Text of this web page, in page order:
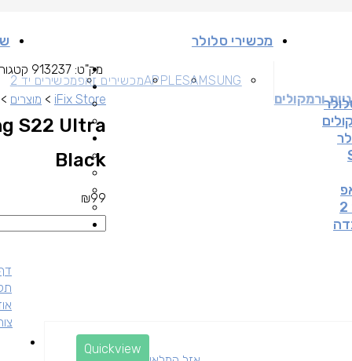
ורמקולים
מכשירי סלולר
SAMSUNG
APPLEמכשירים זאפמכשירים יד 2
iFix Store
> מוצרים >
S22 Ultra
Black
₪99
מק"ט: 913237
Quickview